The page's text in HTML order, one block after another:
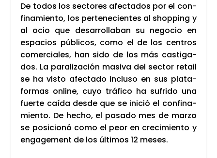
De todos los sec­to­res afec­ta­dos por el con­
fi­na­mien­to, los per­te­ne­cien­tes al shop­ping y
al ocio que desa­rro­lla­ban su nego­cio en
espa­cios públi­cos, como el de los cen­tros
comer­cia­les, han sido de los más cas­ti­ga­
dos. La para­li­za­ción masi­va del sec­tor retail
se ha vis­to afec­ta­do inclu­so en sus pla­ta­
for­mas onli­ne, cuyo trá­fi­co ha sufri­do una
fuer­te caí­da des­de que se ini­ció el con­fi­na­
mien­to. De hecho, el pasa­do mes de mar­zo
se posi­cio­nó como el peor en cre­ci­mien­to y
enga­ge­ment de los últi­mos 12 meses.